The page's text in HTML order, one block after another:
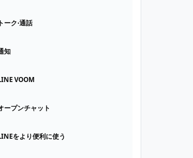
トーク⋅通話
知
VOOM
ープンチャット
をより便利に使う